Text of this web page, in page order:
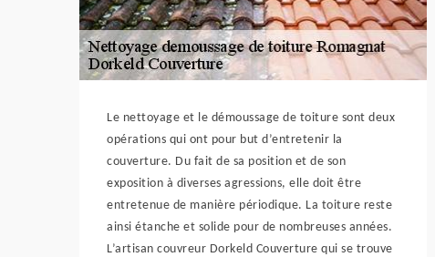
Le nettoyage et le démoussage de toiture sont deux
opérations qui ont pour but d’entretenir la
couverture. Du fait de sa position et de son
exposition à diverses agressions, elle doit être
entretenue de manière périodique. La toiture reste
ainsi étanche et solide pour de nombreuses années.
L’artisan couvreur Dorkeld Couverture qui se trouve